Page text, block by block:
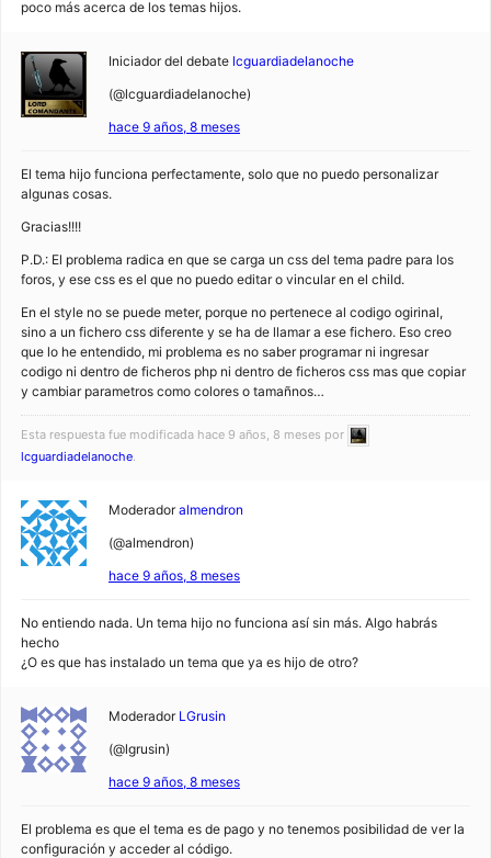
poco más acerca de los temas hijos.
Iniciador del debate lcguardiadelanoche
(@lcguardiadelanoche)
hace 9 años, 8 meses
El tema hijo funciona perfectamente, solo que no puedo personalizar
algunas cosas.
Gracias!!!!
P.D.: El problema radica en que se carga un css del tema padre para los
foros, y ese css es el que no puedo editar o vincular en el child.
En el style no se puede meter, porque no pertenece al codigo ogirinal,
sino a un fichero css diferente y se ha de llamar a ese fichero. Eso creo
que lo he entendido, mi problema es no saber programar ni ingresar
codigo ni dentro de ficheros php ni dentro de ficheros css mas que copiar
y cambiar parametros como colores o tamañnos…
Esta respuesta fue modificada hace 9 años, 8 meses por
lcguardiadelanoche.
Moderador almendron
(@almendron)
hace 9 años, 8 meses
No entiendo nada. Un tema hijo no funciona así sin más. Algo habrás
hecho
¿O es que has instalado un tema que ya es hijo de otro?
Moderador LGrusin
(@lgrusin)
hace 9 años, 8 meses
El problema es que el tema es de pago y no tenemos posibilidad de ver la
configuración y acceder al código.